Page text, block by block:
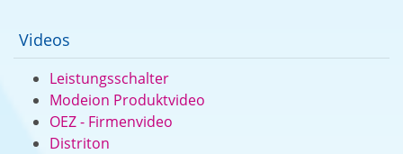
Videos
Leistungsschalter
Modeion Produktvideo
OEZ - Firmenvideo
Distriton